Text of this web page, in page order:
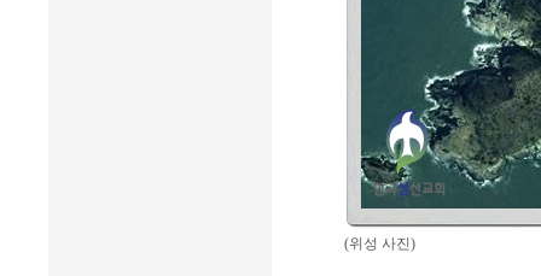
(위성 사진)